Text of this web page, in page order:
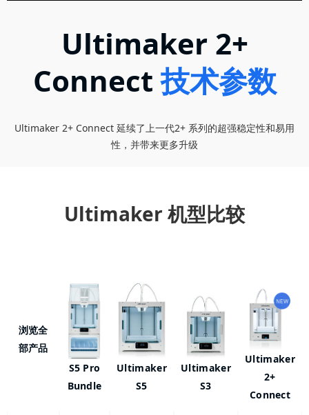
Ultimaker 2+
Connect技术参数
Ultimaker 2+ Connect 延续了上一代2+ 系列的超强稳定性和易用
性，并带来更多升级
Ultimaker 机型比较
浏览全
部产品
S5 Pro
Bundle
Ultimaker
S5
Ultimaker
S3
Ultimaker
2+
Connect